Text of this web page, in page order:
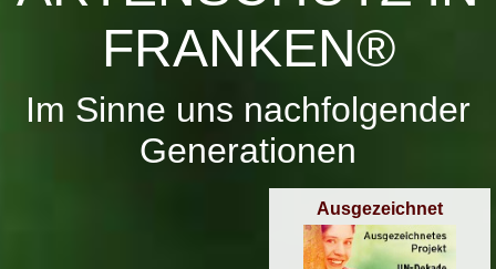
FRANKEN®
Im Sinne uns nachfolgender
Generationen
Ausgezeichnet